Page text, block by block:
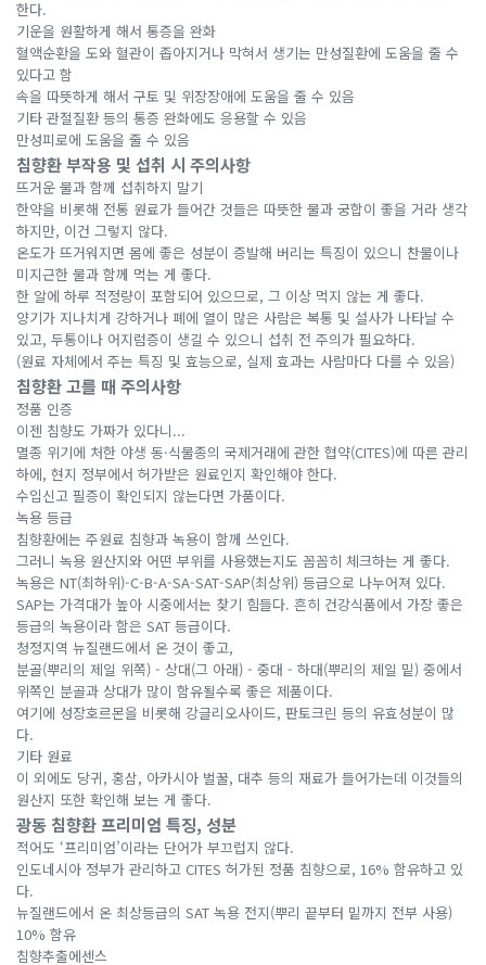
한다.
기운을 원활하게 해서 통증을 완화
혈액순환을 도와 혈관이 좁아지거나 막혀서 생기는 만성질환에 도움을 줄 수
있다고 함
속을 따뜻하게 해서 구토 및 위장장애에 도움을 줄 수 있음
기타 관절질환 등의 통증 완화에도 응용할 수 있음
만성피로에 도움을 줄 수 있음
침향환 부작용 및 섭취 시 주의사항
뜨거운 물과 함께 섭취하지 말기
한약을 비롯해 전통 원료가 들어간 것들은 따뜻한 물과 궁합이 좋을 거라 생각
하지만, 이건 그렇지 않다.
온도가 뜨거워지면 몸에 좋은 성분이 증발해 버리는 특징이 있으니 찬물이나
미지근한 물과 함께 먹는 게 좋다.
한 알에 하루 적정량이 포함되어 있으므로, 그 이상 먹지 않는 게 좋다.
양기가 지나치게 강하거나 폐에 열이 많은 사람은 복통 및 설사가 나타날 수
있고, 두통이나 어지럼증이 생길 수 있으니 섭취 전 주의가 필요하다.
(원료 자체에서 주는 특징 및 효능으로, 실제 효과는 사람마다 다를 수 있음)
침향환 고를 때 주의사항
정품 인증
이젠 침향도 가짜가 있다니...
멸종 위기에 처한 야생 동·식물종의 국제거래에 관한 협약(CITES)에 따른 관리
하에, 현지 정부에서 허가받은 원료인지 확인해야 한다.
수입신고 필증이 확인되지 않는다면 가품이다.
녹용 등급
침향환에는 주원료 침향과 녹용이 함께 쓰인다.
그러니 녹용 원산지와 어떤 부위를 사용했는지도 꼼꼼히 체크하는 게 좋다.
녹용은 NT(최하위)-C-B-A-SA-SAT-SAP(최상위) 등급으로 나누어져 있다.
SAP는 가격대가 높아 시중에서는 찾기 힘들다. 흔히 건강식품에서 가장 좋은
등급의 녹용이라 함은 SAT 등급이다.
청정지역 뉴질랜드에서 온 것이 좋고,
분골(뿌리의 제일 위쪽) - 상대(그 아래) - 중대 - 하대(뿌리의 제일 밑) 중에서
위쪽인 분골과 상대가 많이 함유될수록 좋은 제품이다.
여기에 성장호르몬을 비롯해 강글리오사이드, 판토크린 등의 유효성분이 많
다.
기타 원료
이 외에도 당귀, 홍삼, 아카시아 벌꿀, 대추 등의 재료가 들어가는데 이것들의
원산지 또한 확인해 보는 게 좋다.
광동 침향환 프리미엄 특징, 성분
적어도 ‘프리미엄’이라는 단어가 부끄럽지 않다.
인도네시아 정부가 관리하고 CITES 허가된 정품 침향으로, 16% 함유하고 있
다.
뉴질랜드에서 온 최상등급의 SAT 녹용 전지(뿌리 끝부터 밑까지 전부 사용)
10% 함유
침향추출에센스